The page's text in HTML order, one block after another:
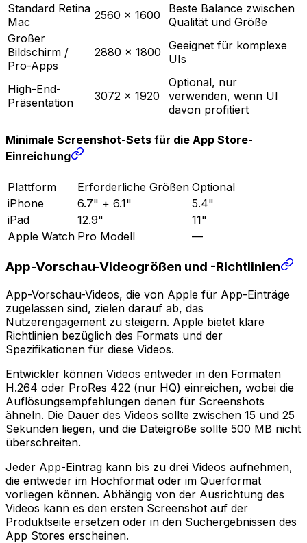
Standard Retina
Mac
2560 × 1600
Beste Balance zwischen
Qualität und Größe
Großer
Bildschirm /
Pro-Apps
2880 × 1800 Geeignet für komplexe
UIs
High-End-
Präsentation
3072 × 1920
Optional, nur
verwenden, wenn UI
davon profitiert
Minimale Screenshot-Sets für die App Store-
Einreichung
Plattform Erforderliche Größen Optional
iPhone
6.7" + 6.1"
5.4"
iPad
12.9"
11"
Apple Watch Pro Modell —
App-Vorschau-Videogrößen und -Richtlinien
App-Vorschau-Videos, die von Apple für App-Einträge
zugelassen sind, zielen darauf ab, das
Nutzerengagement zu steigern. Apple bietet klare
Richtlinien bezüglich des Formats und der
Spezifikationen für diese Videos.
Entwickler können Videos entweder in den Formaten
H.264 oder ProRes 422 (nur HQ) einreichen, wobei die
Auflösungsempfehlungen denen für Screenshots
ähneln. Die Dauer des Videos sollte zwischen 15 und 25
Sekunden liegen, und die Dateigröße sollte 500 MB nicht
überschreiten.
Jeder App-Eintrag kann bis zu drei Videos aufnehmen,
die entweder im Hochformat oder im Querformat
vorliegen können. Abhängig von der Ausrichtung des
Videos kann es den ersten Screenshot auf der
Produktseite ersetzen oder in den Suchergebnissen des
App Stores erscheinen.